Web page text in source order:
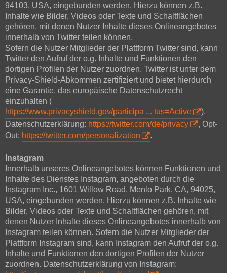
94103, USA, eingebunden werden. Hierzu können z.B.
Inhalte wie Bilder, Videos oder Texte und Schaltflächen
gehören, mit denen Nutzer Inhalte dieses Onlineangebotes
innerhalb von Twitter teilen können.
Sofern die Nutzer Mitglieder der Plattform Twitter sind, kann
Twitter den Aufruf der o.g. Inhalte und Funktionen den
dortigen Profilen der Nutzer zuordnen. Twitter ist unter dem
Privacy-Shield-Abkommen zertifiziert und bietet hierdurch
eine Garantie, das europäische Datenschutzrecht
einzuhalten (
https://www.privacyshield.gov/participa ... tus=Active
).
Datenschutzerklärung: https://twitter.com/de/privacy
, Opt-
Out: https://twitter.com/personalization .
Instagram
Innerhalb unseres Onlineangebotes können Funktionen und
Inhalte des Dienstes Instagram, angeboten durch die
Instagram Inc., 1601 Willow Road, Menlo Park, CA, 94025,
USA, eingebunden werden. Hierzu können z.B. Inhalte wie
Bilder, Videos oder Texte und Schaltflächen gehören, mit
denen Nutzer Inhalte dieses Onlineangebotes innerhalb von
Instagram teilen können. Sofern die Nutzer Mitglieder der
Plattform Instagram sind, kann Instagram den Aufruf der o.g.
Inhalte und Funktionen den dortigen Profilen der Nutzer
zuordnen. Datenschutzerklärung von Instagram: